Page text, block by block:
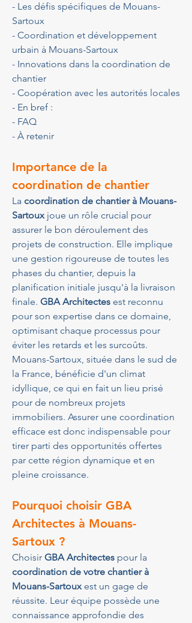
- Les défis spécifiques de Mouans-
Sartoux
- Coordination et développement
urbain à Mouans-Sartoux
- Innovations dans la coordination de
chantier
- Coopération avec les autorités locales
- En bref :
- FAQ
- À retenir
Importance de la
coordination de chantier
La coordination de chantier à Mouans-
Sartoux joue un rôle crucial pour
assurer le bon déroulement des
projets de construction. Elle implique
une gestion rigoureuse de toutes les
phases du chantier, depuis la
planification initiale jusqu'à la livraison
finale. GBA Architectes est reconnu
pour son expertise dans ce domaine,
optimisant chaque processus pour
éviter les retards et les surcoûts.
Mouans-Sartoux, située dans le sud de
la France, bénéficie d'un climat
idyllique, ce qui en fait un lieu prisé
pour de nombreux projets
immobiliers. Assurer une coordination
efficace est donc indispensable pour
tirer parti des opportunités offertes
par cette région dynamique et en
pleine croissance.
Pourquoi choisir GBA
Architectes à Mouans-
Sartoux ?
Choisir GBA Architectes pour la
coordination de votre chantier à
Mouans-Sartoux est un gage de
réussite. Leur équipe possède une
connaissance approfondie des